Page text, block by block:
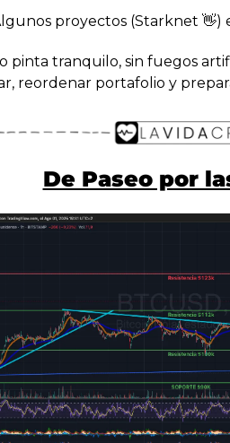
proyectos (Starknet 👋)
pinta tranquilo, sin fuegos
reordenar portafolio y
De Paseo por